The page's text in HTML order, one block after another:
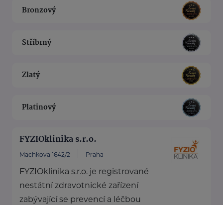
Bronzový
Stříbrný
Zlatý
Platinový
FYZIOklinika s.r.o.
Machkova 1642/2 Praha
FYZIOklinika s.r.o. je registrované
nestátní zdravotnické zařízení
zabývající se prevencí a léčbou